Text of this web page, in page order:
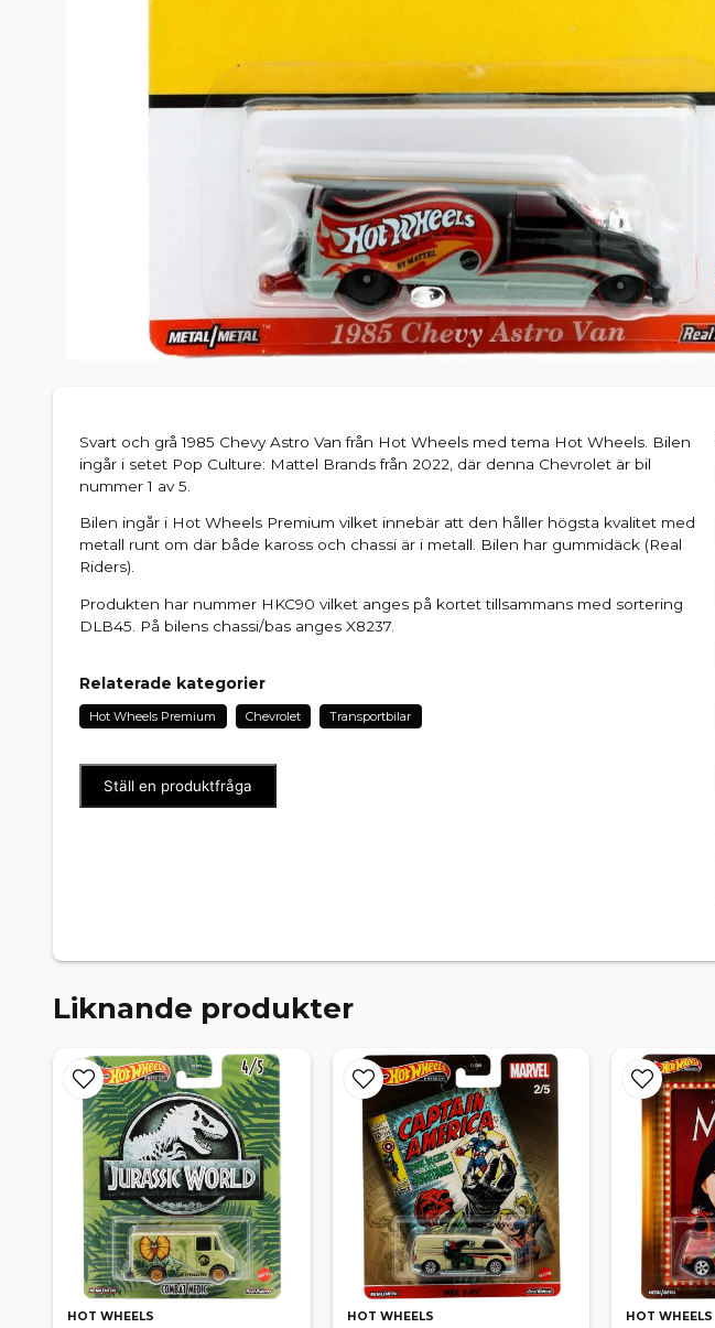
Svart och grå 1985 Chevy Astro Van från Hot Wheels med tema Hot Wheels. Bilen
ingår i setet Pop Culture: Mattel Brands från 2022, där denna Chevrolet är bil
nummer 1 av 5.
Bilen ingår i Hot Wheels Premium vilket innebär att den håller högsta kvalitet med
metall runt om där både kaross och chassi är i metall. Bilen har gummidäck (Real
Riders).
Produkten har nummer HKC90 vilket anges på kortet tillsammans med sortering
DLB45. På bilens chassi/bas anges X8237.
Relaterade kategorier
Hot Wheels Premium Chevrolet Transportbilar
Ställ en produktfråga
Liknande produkter
HOT WHEELS HOT WHEELS HOT WHEELS